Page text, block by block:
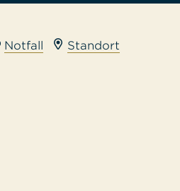
Notfall Standort